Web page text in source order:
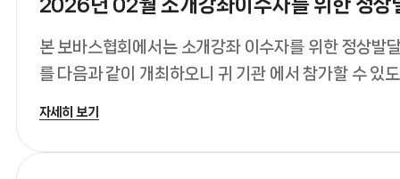
본 보바스협회에서는 소개강좌 이수자를 위한 정상발
를 다음과 같이 개최하오니 귀 기관 에서 참가할 수 있
자세히 보기